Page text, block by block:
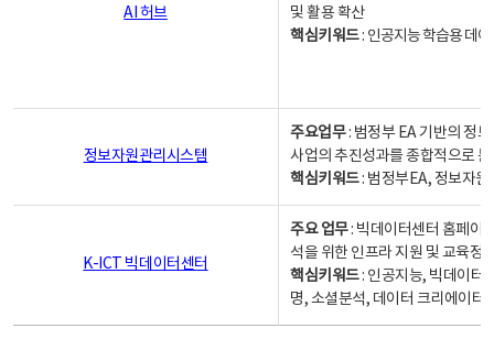
AI 허브
및 활용 확산
핵심키워드: 인공지능 학습용 데
정보자원관리시스템
주요업무: 범정부 EA 기반의 정
사업의 추진성과를 종합적으로
핵심키워드: 범정부EA, 정보자
K-ICT 빅데이터센터
주요 업무: 빅데이터센터 홈페이
석을 위한 인프라 지원 및 교육정
핵심키워드: 인공지능, 빅데이터,
명, 소셜분석, 데이터 크리에이터